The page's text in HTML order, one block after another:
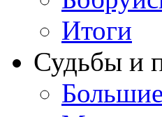
Итоги
Судьбы и